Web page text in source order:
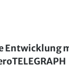
Entwicklung